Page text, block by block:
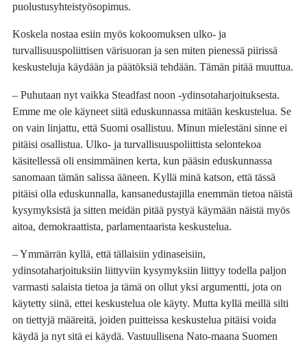
puolustusyhteistyösopimus.
Koskela nostaa esiin myös kokoomuksen ulko- ja
turvallisuuspoliittisen värisuoran ja sen miten pienessä piirissä
keskusteluja käydään ja päätöksiä tehdään. Tämän pitää muuttua.
– Puhutaan nyt vaikka Steadfast noon -ydinsotaharjoituksesta.
Emme me ole käyneet siitä eduskunnassa mitään keskustelua. Se
on vain linjattu, että Suomi osallistuu. Minun mielestäni sinne ei
pitäisi osallistua. Ulko- ja turvallisuuspoliittista selontekoa
käsitellessä oli ensimmäinen kerta, kun pääsin eduskunnassa
sanomaan tämän salissa ääneen. Kyllä minä katson, että tässä
pitäisi olla eduskunnalla, kansanedustajilla enemmän tietoa näistä
kysymyksistä ja sitten meidän pitää pystyä käymään näistä myös
aitoa, demokraattista, parlamentaarista keskustelua.
– Ymmärrän kyllä, että tällaisiin ydinaseisiin,
ydinsotaharjoituksiin liittyviin kysymyksiin liittyy todella paljon
varmasti salaista tietoa ja tämä on ollut yksi argumentti, jota on
käytetty siinä, ettei keskustelua ole käyty. Mutta kyllä meillä silti
on tiettyjä määreitä, joiden puitteissa keskustelua pitäisi voida
käydä ja nyt sitä ei käydä. Vastuullisena Nato-maana Suomen